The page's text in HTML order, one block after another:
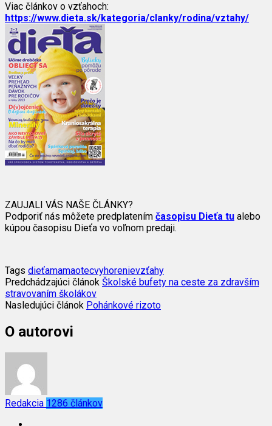
Viac článkov o vzťahoch:
https://www.dieta.sk/kategoria/clanky/rodina/vztahy/
ZAUJALI VÁS NAŠE ČLÁNKY?
Podporiť nás môžete predplatením časopisu Dieťa tu alebo
kúpou časopisu Dieťa vo voľnom predaji.
Tags dieťamamaotecvyhorenievzťahy
Predchádzajúci článok Školské bufety na ceste za zdravším
stravovaním školákov
Nasledujúci článok Pohánkové rizoto
O autorovi
Redakcia 1286 článkov